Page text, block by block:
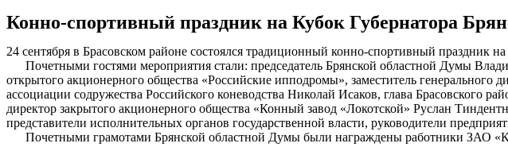
Конно-спортивный праздник на Кубок Губернатора
24 сентября в Брасовском районе состоялся традиционный конно-спортивный праздник
Почетными гостями мероприятия стали: председатель Брянской областной Думы
открытого акционерного общества «Российские ипподромы», заместитель генерального
ассоциации содружества Российского коневодства Николай Исаков, глава Брасовского
директор закрытого акционерного общества «Конный завод «Локотской» Руслан
представители исполнительных органов государственной власти, руководители
Почетными грамотами Брянской областной Думы были награждены работники ЗАО